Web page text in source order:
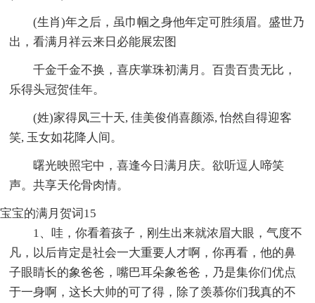
(生肖)年之后，虽巾帼之身他年定可胜须眉。盛世乃
出，看满月祥云来日必能展宏图
千金千金不换，喜庆掌珠初满月。百贵百贵无比，
乐得头冠贺佳年。
(姓)家得凤三十天, 佳美俊俏喜颜添, 怡然自得迎客
笑, 玉女如花降人间。
曙光映照宅中，喜逢今日满月庆。欲听逗人啼笑
声。共享天伦骨肉情。
宝宝的满月贺词15
1、哇，你看着孩子，刚生出来就浓眉大眼，气度不
凡，以后肯定是社会一大重要人才啊，你再看，他的鼻
子眼睛长的象爸爸，嘴巴耳朵象爸爸，乃是集你们优点
于一身啊，这长大帅的可了得，除了羡慕你们我真的不